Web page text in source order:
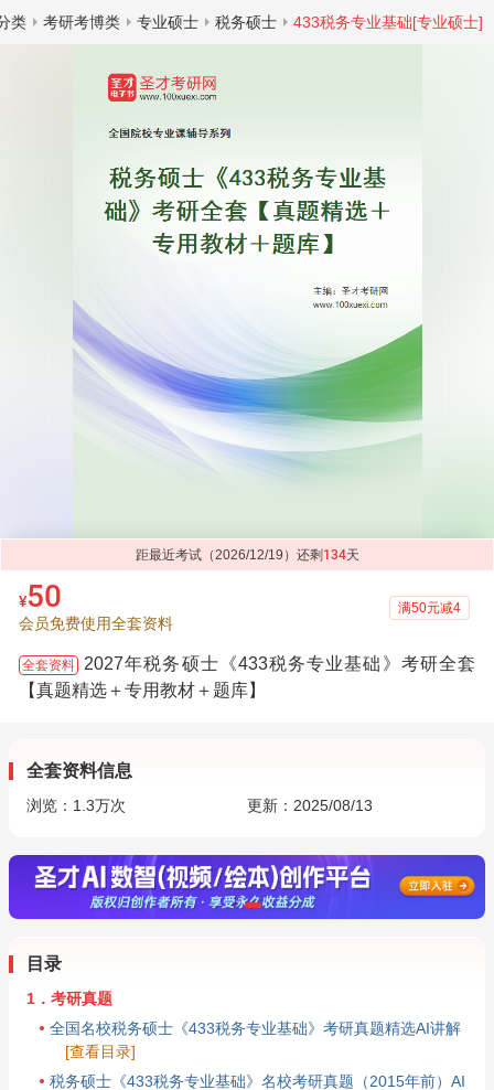
类 考研考博类 专业硕士 税务硕士 433税务专业基础[专业硕士]
距最近考试（2026/12/19）还剩 134天
¥50
会员免费使用全套资料
满50元减4
全套资料
2027年税务硕士《433税务专业基础》考研全套
【真题精选＋专用教材＋题库】
全套资料信息
浏览： 1.3万次 更新：2025/08/13
目录
1．考研真题
全国名校税务硕士《433税务专业基础》考研真题精选AI讲解
[查看目录]
税务硕士《433税务专业基础》名校考研真题（2015年前）AI